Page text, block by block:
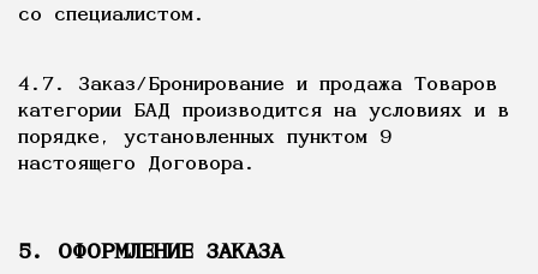
со специалистом.
4.7. Заказ/Бронирование и продажа Товаров
категории БАД производится на условиях и в
порядке, установленных пунктом 9
настоящего Договора.
5. ОФОРМЛЕНИЕ ЗАКАЗА